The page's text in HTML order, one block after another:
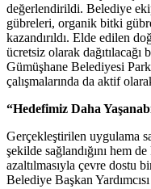
değerlendirildi. Belediye
gübreleri, organik bitki
kazandırıldı. Elde edilen
ücretsiz olarak
Gümüşhane Belediyesi
çalışmalarında da aktif
“Hedefimiz Daha
Gerçekleştirilen uygulama
şekilde sağlandığını hem
azaltılmasıyla çevre dostu
Belediye Başkan